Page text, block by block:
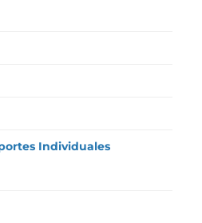
Individuales